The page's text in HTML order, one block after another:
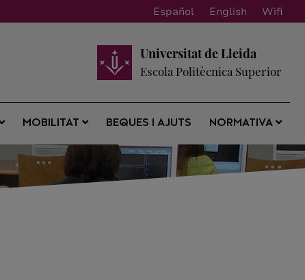
Español English Wifi
Universitat de Lleida
Escola Politècnica Superior
MOBILITAT BEQUES I AJUTS NORMATIVA